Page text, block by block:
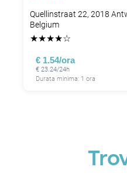
Quellinstraat 22, 2018
Belgium
★★★★☆
€ 1.54/ora
€ 23.24/24h
Durata minima: 1 ora